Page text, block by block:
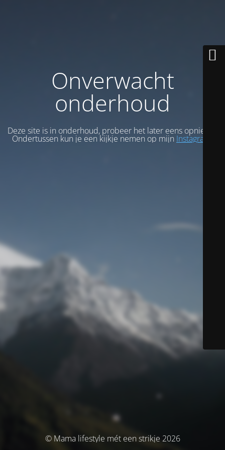
Onverwacht
onderhoud
Deze site is in onderhoud, probeer het later eens opnieuw.
Ondertussen kun je een kijkje nemen op mijn Instagram
© Mama lifestyle mét een strikje 2026